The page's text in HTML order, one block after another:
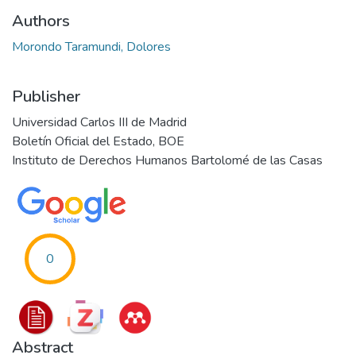
Authors
Morondo Taramundi, Dolores
Publisher
Universidad Carlos III de Madrid
Boletín Oficial del Estado, BOE
Instituto de Derechos Humanos Bartolomé de las Casas
0
Abstract